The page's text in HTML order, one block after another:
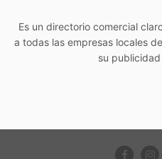
Es un directorio comercial
a todas las empresas locales
su